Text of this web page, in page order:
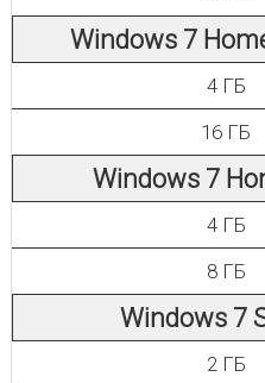
Windows 7
4 ГБ
16 ГБ
Windows 7
4 ГБ
8 ГБ
Windows 7
2 ГБ